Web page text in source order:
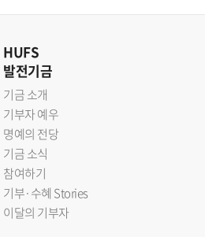
HUFS
발전기금
기금 소개
기부자 예우
명예의 전당
기금 소식
참여하기
기부·수혜 Stories
이달의 기부자